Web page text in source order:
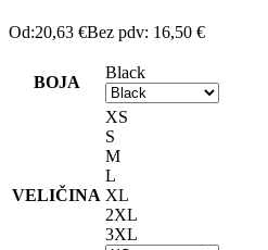
Od:20,63 €Bez pdv: 16,50 €
BOJA
Black
VELIČINA
XS
S
M
L
XL
2XL
3XL